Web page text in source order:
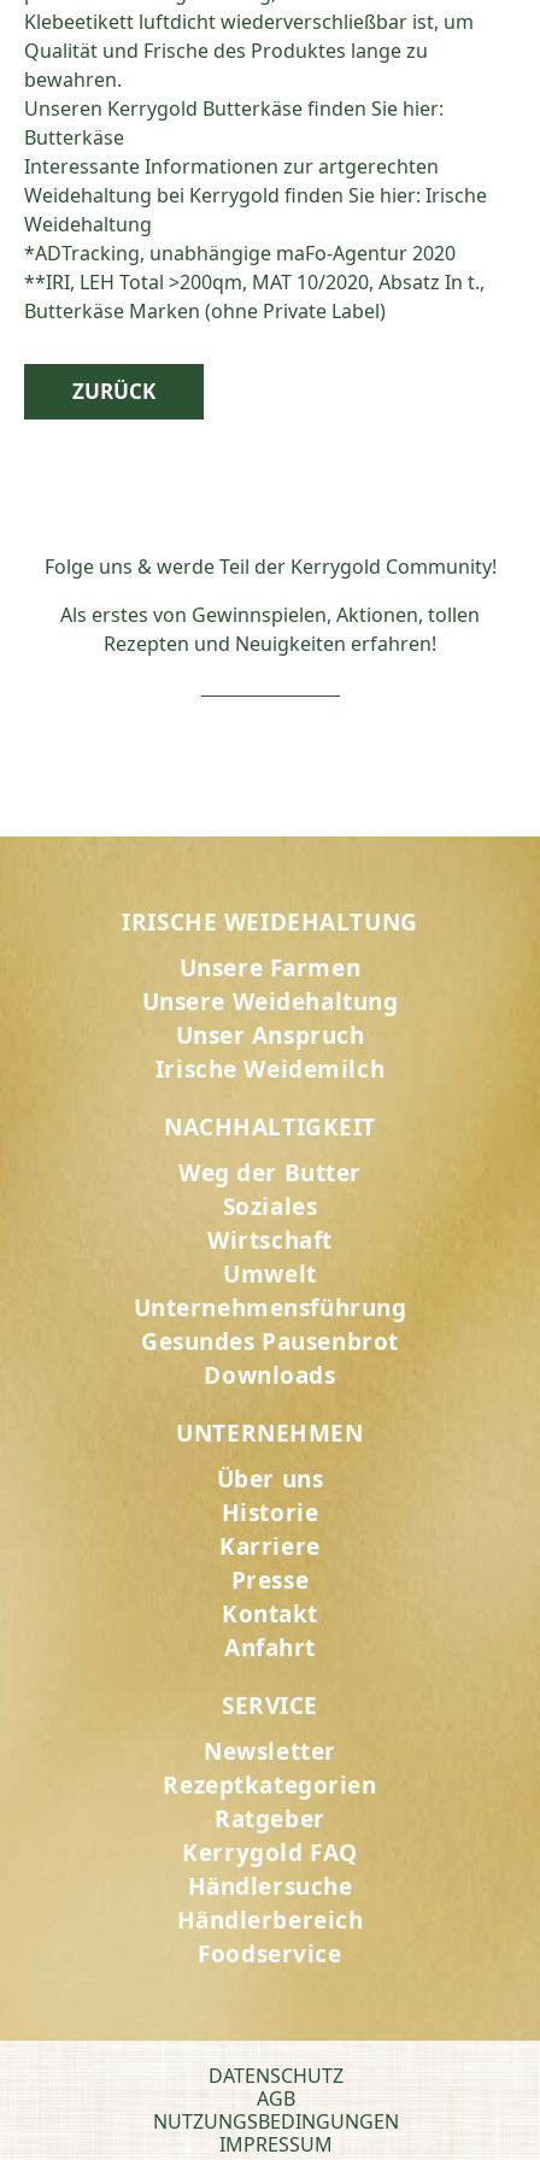
Klebeetikett luftdicht wiederverschließbar ist, um
Qualität und Frische des Produktes lange zu
bewahren.
Unseren Kerrygold Butterkäse finden Sie hier:
Butterkäse
Interessante Informationen zur artgerechten
Weidehaltung bei Kerrygold finden Sie hier: Irische
Weidehaltung
*ADTracking, unabhängige maFo-Agentur 2020
**IRI, LEH Total >200qm, MAT 10/2020, Absatz In t.,
Butterkäse Marken (ohne Private Label)
ZURÜCK
Folge uns & werde Teil der Kerrygold Community!
Als erstes von Gewinnspielen, Aktionen, tollen
Rezepten und Neuigkeiten erfahren!
IRISCHE WEIDEHALTUNG
Unsere Farmen
Unsere Weidehaltung
Unser Anspruch
Irische Weidemilch
NACHHALTIGKEIT
Weg der Butter
Soziales
Wirtschaft
Umwelt
Unternehmensführung
Gesundes Pausenbrot
Downloads
UNTERNEHMEN
Über uns
Historie
Karriere
Presse
Kontakt
Anfahrt
SERVICE
Newsletter
Rezeptkategorien
Ratgeber
Kerrygold FAQ
Händlersuche
Händlerbereich
Foodservice
DATENSCHUTZ
AGB
NUTZUNGSBEDINGUNGEN
IMPRESSUM